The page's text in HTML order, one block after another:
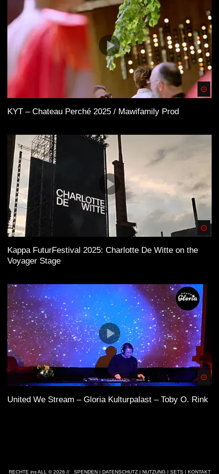
KYT – Chateau Perché 2025 / Mawifamily Prod
Kappa FuturFestival 2025: Charlotte De Witte on the
Voyager Stage
United We Stream – Gloria Kulturpalast – Toby O. Rink
RECHTE ins ALL © 2026 // SPENDEN| DATENSCHUTZ| NUTZUNG | SETS| KONTAKT